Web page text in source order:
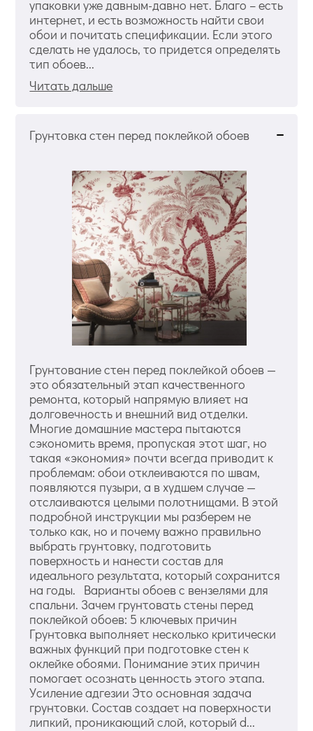
упаковки уже давным-давно нет. Благо – есть
интернет, и есть возможность найти свои
обои и почитать спецификации. Если этого
сделать не удалось, то придется определять
тип обоев...
Читать дальше
Грунтовка стен перед поклейкой обоев
Грунтование стен перед поклейкой обоев —
это обязательный этап качественного
ремонта, который напрямую влияет на
долговечность и внешний вид отделки.
Многие домашние мастера пытаются
сэкономить время, пропуская этот шаг, но
такая «экономия» почти всегда приводит к
проблемам: обои отклеиваются по швам,
появляются пузыри, а в худшем случае —
отслаиваются целыми полотнищами. В этой
подробной инструкции мы разберем не
только как, но и почему важно правильно
выбрать грунтовку, подготовить
поверхность и нанести состав для
идеального результата, который сохранится
на годы. Варианты обоев с вензелями для
спальни. Зачем грунтовать стены перед
поклейкой обоев: 5 ключевых причин
Грунтовка выполняет несколько критически
важных функций при подготовке стен к
оклейке обоями. Понимание этих причин
помогает осознать ценность этого этапа.
Усиление адгезии Это основная задача
грунтовки. Состав создает на поверхности
липкий, проникающий слой, который d...